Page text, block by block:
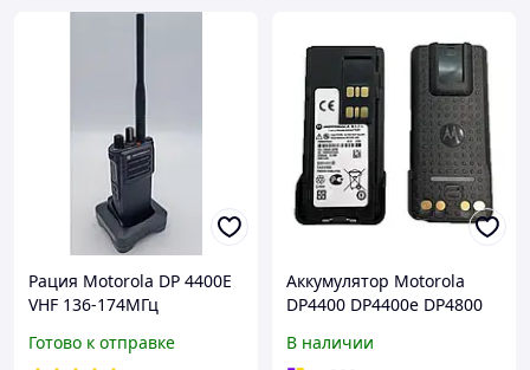
Рация Motorola DP 4400E
VHF 136-174МГц
АЕS256
Готово к отправке
Аккумулятор Motorola
DP4400 DP4400e DP4800
В наличии